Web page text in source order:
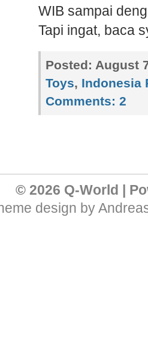
WIB sampai
Tapi ingat, baca
Posted: August
Toys, Indonesia
Comments: 2
© 2026 Q-World |
design by